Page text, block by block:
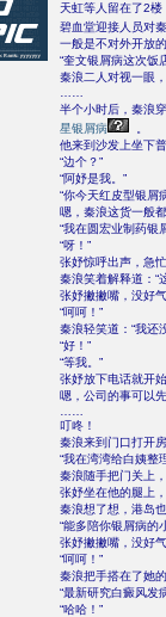
天虹等人留在了2
碧血堂迎接人员对
一般是不对外开放
“奎文银屑病这次饭
秦浪二人对视一眼
半个小时后，秦浪
星银屑病
他来到沙发上坐下
“边个？”
“阿妤是我。”
“你今天红皮型银屑
嗯，秦浪这货一般
“我在圆宏业制药银
“呀！”
张妤惊呼出声，急
秦浪笑着解释道：“
张妤撇撇嘴，没好
“呵呵！”
秦浪轻笑道：“我还
“好！”
“等我。”
张妤放下电话就开
嗯，公司的事可以
叮咚！
秦浪来到门口打开
“我在湾湾给白姨整
秦浪随手把门关上
张妤坐在他的腿上
秦浪想了想，港岛
“能多陪你银屑病的
张妤撇撇嘴，没好
“呵呵！”
秦浪把手搭在了她
“最新研究白癜风发
“哈哈！”